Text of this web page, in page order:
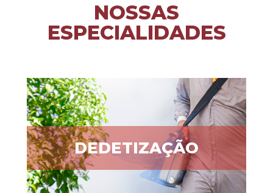
NOSSAS
ESPECIALIDADES
DEDETIZAÇÃO